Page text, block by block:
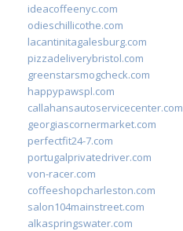
ideacoffeenyc.com
odieschillicothe.com
lacantinitagalesburg.com
pizzadeliverybristol.com
greenstarsmogcheck.com
happypawspl.com
callahansautoservicecenter.com
georgiascornermarket.com
perfectfit24-7.com
portugalprivatedriver.com
von-racer.com
coffeeshopcharleston.com
salon104mainstreet.com
alkaspringswater.com